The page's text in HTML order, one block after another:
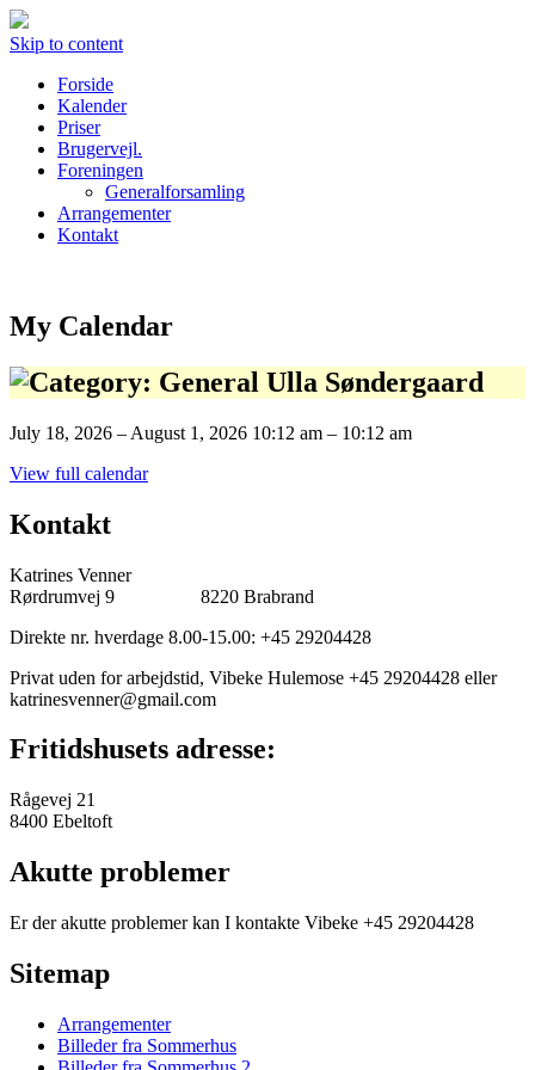
Skip to content
Forside
Kalender
Priser
Brugervejl.
Foreningen
Generalforsamling
Arrangementer
Kontakt
My Calendar
Ulla Søndergaard
July 18, 2026 – August 1, 2026 10:12 am – 10:12 am
View full calendar
Kontakt
Katrines Venner
Rørdrumvej 9 8220 Brabrand
Direkte nr. hverdage 8.00-15.00: +45 29204428
Privat uden for arbejdstid, Vibeke Hulemose +45 29204428 eller
katrinesvenner@gmail.com
Fritidshusets adresse:
Rågevej 21
8400 Ebeltoft
Akutte problemer
Er der akutte problemer kan I kontakte Vibeke +45 29204428
Sitemap
Arrangementer
Billeder fra Sommerhus